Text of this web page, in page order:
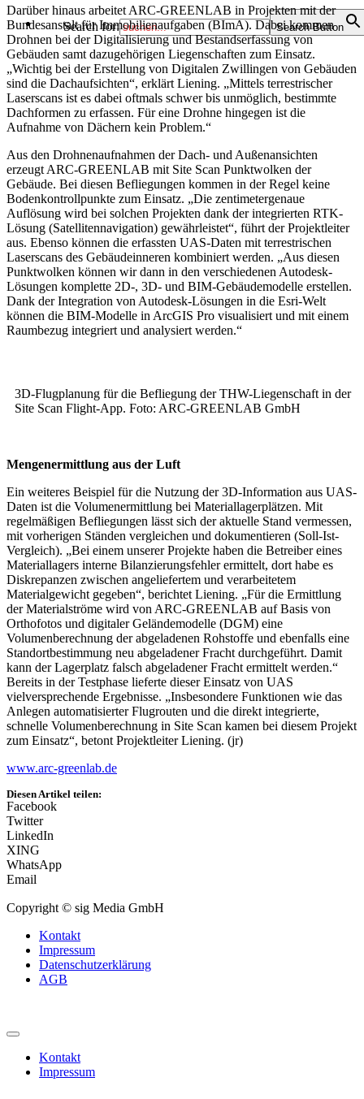
Search for: Search Button
Darüber hinaus arbeitet ARC-GREENLAB in Projekten mit der
Bundesanstalt für Immobilienaufgaben (BImA). Dabei kommen
Drohnen bei der Digitalisierung und Bestandserfassung von
Gebäuden samt dazugehörigen Liegenschaften zum Einsatz.
„Wichtig bei der Erstellung von Digitalen Zwillingen von Gebäuden
sind die Dachaufsichten“, erklärt Liening. „Mittels terrestrischer
Laserscans ist es dabei oftmals schwer bis unmöglich, bestimmte
Dachformen zu erfassen. Für eine Drohne hingegen ist die
Aufnahme von Dächern kein Problem.“
Aus den Drohnenaufnahmen der Dach- und Außenansichten
erzeugt ARC-GREENLAB mit Site Scan Punktwolken der
Gebäude. Bei diesen Befliegungen kommen in der Regel keine
Bodenkontrollpunkte zum Einsatz. „Die zentimetergenaue
Auflösung wird bei solchen Projekten dank der integrierten RTK-
Lösung (Satellitennavigation) gewährleistet“, führt der Projektleiter
aus. Ebenso können die erfassten UAS-Daten mit terrestrischen
Laserscans des Gebäudeinneren kombiniert werden. „Aus diesen
Punktwolken können wir dann in den verschiedenen Autodesk-
Lösungen komplette 2D-, 3D- und BIM-Gebäudemodelle erstellen.
Dank der Integration von Autodesk-Lösungen in die Esri-Welt
können die BIM-Modelle in ArcGIS Pro visualisiert und mit einem
Raumbezug integriert und analysiert werden.“
3D-Flugplanung für die Befliegung der THW-Liegenschaft in der
Site Scan Flight-App. Foto: ARC-GREENLAB GmbH
Mengenermittlung aus der Luft
Ein weiteres Beispiel für die Nutzung der 3D-Information aus UAS-
Daten ist die Volumenermittlung bei Materiallagerplätzen. Mit
regelmäßigen Befliegungen lässt sich der aktuelle Stand vermessen,
mit vorherigen Ständen vergleichen und dokumentieren (Soll-Ist-
Vergleich). „Bei einem unserer Projekte haben die Betreiber eines
Materiallagers interne Bilanzierungsfehler ermittelt, dort habe es
Diskrepanzen zwischen angeliefertem und verarbeitetem
Materialgewicht gegeben“, berichtet Liening. „Für die Ermittlung
der Materialströme wird von ARC-GREENLAB auf Basis von
Orthofotos und digitaler Geländemodelle (DGM) eine
Volumenberechnung der abgeladenen Rohstoffe und ebenfalls eine
Standortbestimmung neu abgeladener Fracht durchgeführt. Damit
kann der Lagerplatz falsch abgeladener Fracht ermittelt werden.“
Bereits in der Testphase lieferte dieser Einsatz von UAS
vielversprechende Ergebnisse. „Insbesondere Funktionen wie das
Anlegen automatisierter Flugrouten und die direkt integrierte,
schnelle Volumenberechnung in Site Scan kamen bei diesem Projekt
zum Einsatz“, betont Projektleiter Liening. (jr)
www.arc-greenlab.de
Diesen Artikel teilen:
Facebook
Twitter
LinkedIn
XING
WhatsApp
Email
Copyright © sig Media GmbH
Kontakt
Impressum
Datenschutzerklärung
AGB
Kontakt
Impressum